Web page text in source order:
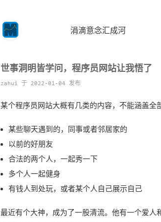
涓滴意念汇成河
世事洞明皆学问，程序员网站让我悟了
zahui 于 2022-01-04 发布
某个程序员网站大概有几类的内容，不能涵盖全
某些聊天遇到的，同事或者邻居家的
以前的好朋友
合法的两个人，一起秀一下
多个人一起健身
有钱人到处玩，或者某个人自己展示自己
最近有个大神，成为了一股清流。他有一个爱人